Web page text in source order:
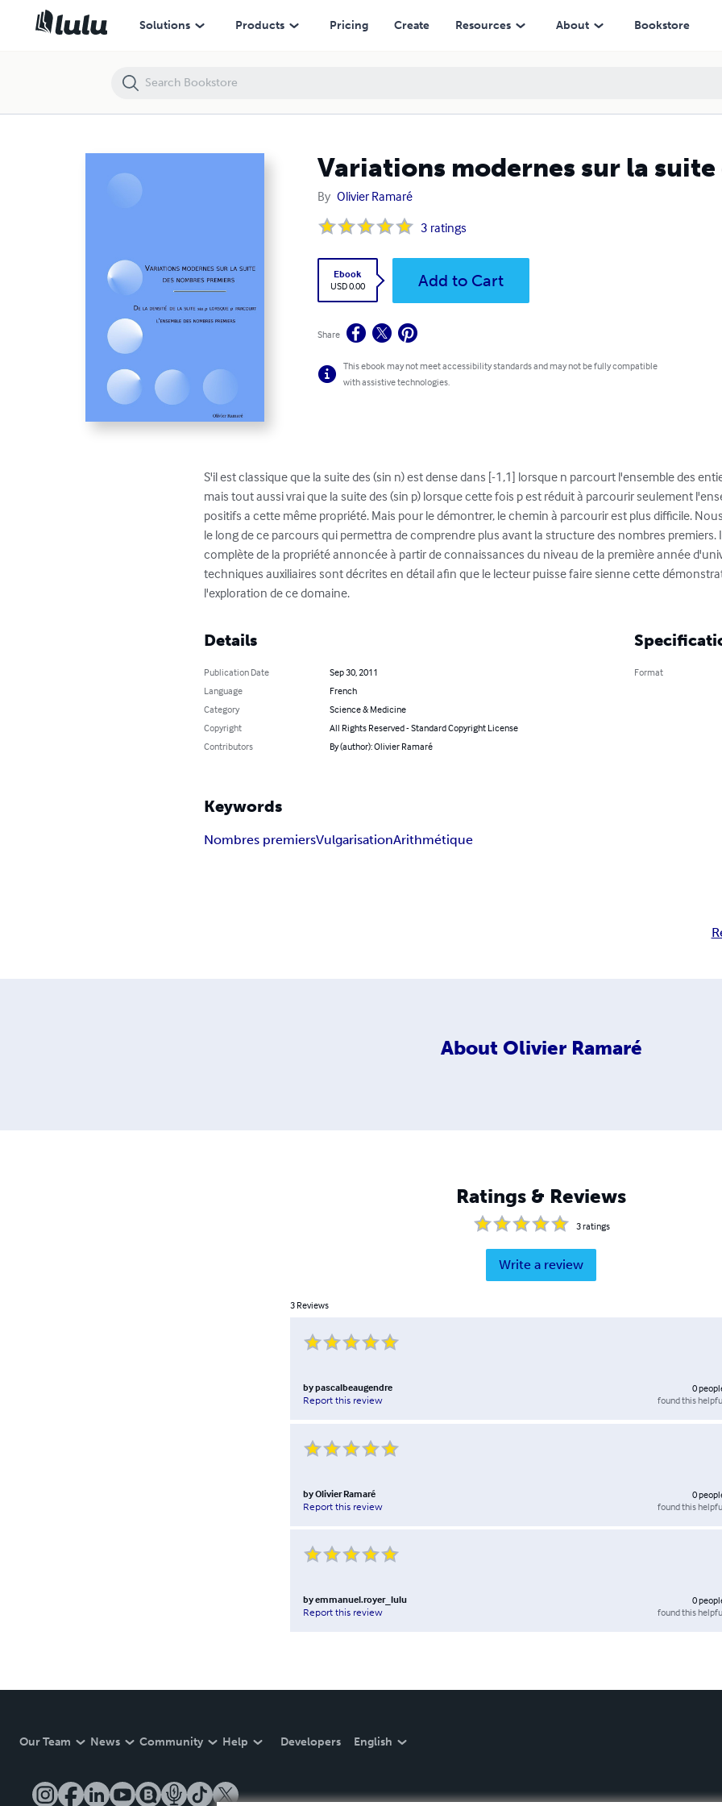
Solutions Products Pricing Create Resources About Bookstore
Variations modernes sur la
By Olivier Ramaré
3 ratings
Ebook
USD 0.00
Add to Cart
Share
This ebook may not meet accessibility standards and may not be fully compatible
with assistive technologies.
S'il est classique que la suite des (sin n) est dense dans [-1,1] lorsque n parcourt l'ensemble des
mais tout aussi vrai que la suite des (sin p) lorsque cette fois p est réduit à parcourir seulement
positifs a cette même propriété. Mais pour le démontrer, le chemin à parcourir est plus difficile.
le long de ce parcours qui permettra de comprendre plus avant la structure des nombres
complète de la propriété annoncée à partir de connaissances du niveau de la première année
techniques auxiliaires sont décrites en détail afin que le lecteur puisse faire sienne cette
l'exploration de ce domaine.
Details
Publication Date
Sep 30, 2011
Language
French
Category
Science & Medicine
Copyright
All Rights Reserved - Standard Copyright License
Contributors
By (author): Olivier Ramaré
Format
Keywords
Nombres premiersVulgarisationArithmétique
About Olivier Ramaré
Ratings & Reviews
3ratings
Write a review
3 Reviews
bypascalbeaugendre
Report this review
0
found this
byOlivier Ramaré
Report this review
0
found this
byemmanuel.royer_lulu
Report this review
0
found this
Our Team News Community Help Developers English
Variations modernes sur la suite des nombres premiers